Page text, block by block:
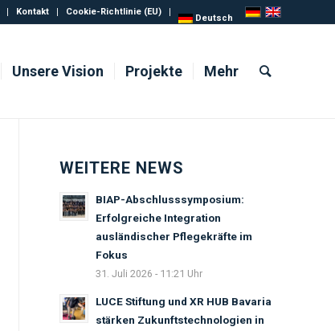
Kontakt Cookie-Richtlinie (EU)
Deutsch
Unsere Vision Projekte Mehr
WEITERE NEWS
BIAP-Abschlusssymposium:
Erfolgreiche Integration
ausländischer Pflegekräfte im
Fokus
31. Juli 2026 - 11:21 Uhr
LUCE Stiftung und XR HUB Bavaria
stärken Zukunftstechnologien in